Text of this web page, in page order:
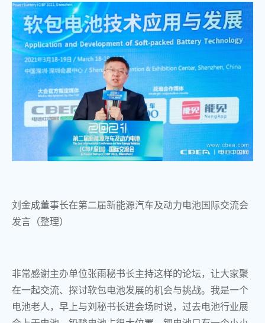
刘金成董事长在第二届新能源汽车及动力电池国际交流会
发言（整理）
非常感谢主办单位张雨秘书长主持这样的论坛，让大家聚
在一起交流、探讨软包电池发展的机会与挑战。 我是一个
电池老人，早上与刘秘书长进会场时说，过去电池行业展